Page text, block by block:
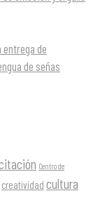
de
de señas
Centro de
creatividad cultura